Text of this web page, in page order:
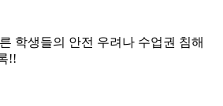
학생들의 안전 우려나 수업권 침해
!!